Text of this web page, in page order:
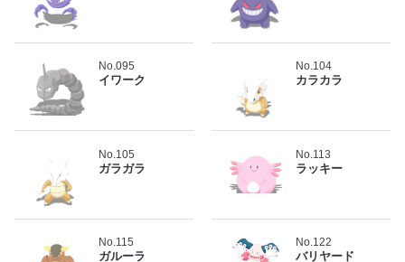
No.095
イワーク
No.104
カラカラ
No.105
ガラガラ
No.113
ラッキー
No.115
ガルーラ
No.122
バリヤード